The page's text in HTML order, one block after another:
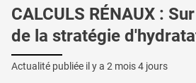
CALCULS RÉNAUX :
de la stratégie
Actualité publiée il y a 2 mois 4 jours